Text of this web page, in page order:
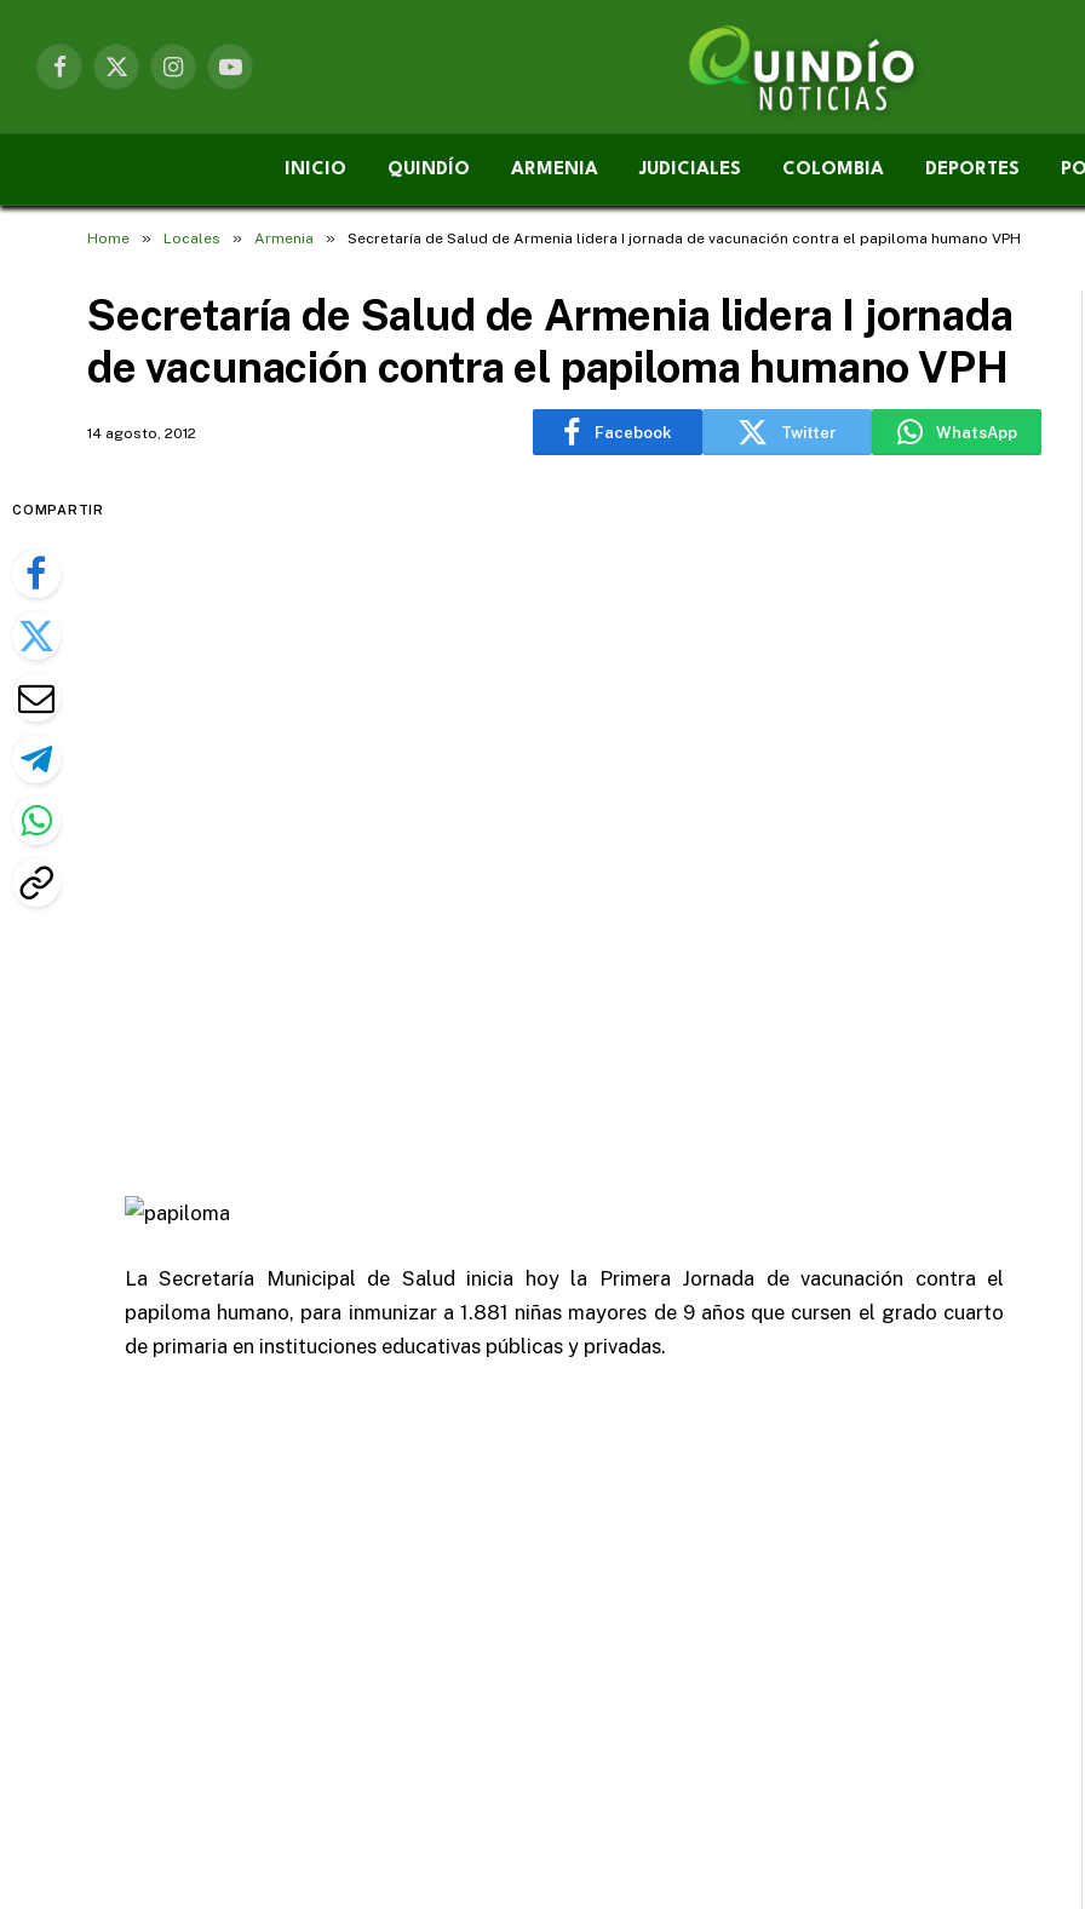
Facebook
X
InstagramYouTube
INICIO QUINDÍO ARMENIA JUDICIALES COLOMBIA DEPORTES
Home » Locales » Armenia » Secretaría de Salud de Armenia lidera I jornada de vacunación contra el papiloma humano VPH
Secretaría de Salud de Armenia lidera I jornada
de vacunación contra el papiloma humano VPH
14 agosto, 2012 Facebook Twitter WhatsApp
COMPARTIR
La Secretaría Municipal de Salud inicia hoy la Primera Jornada de vacunación contra el
papiloma humano, para inmunizar a 1.881 niñas mayores de 9 años que cursen el grado cuarto
de primaria en instituciones educativas públicas y privadas.